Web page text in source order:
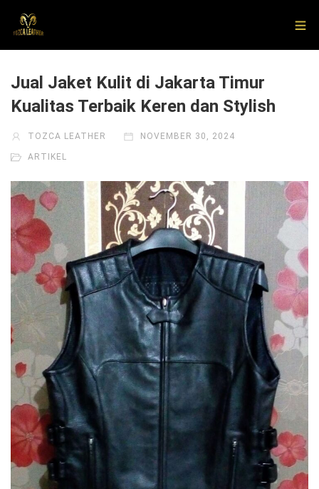
Jual Jaket Kulit di Jakarta Timur
Kualitas Terbaik Keren dan Stylish
TOZCA LEATHER NOVEMBER 30, 2024
ARTIKEL